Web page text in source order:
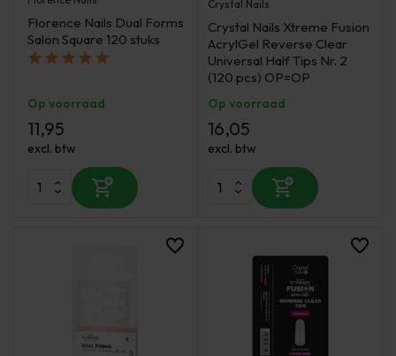
Florence Nails Dual Forms
Salon Square 120 stuks
Op voorraad
11,95
excl. btw
Crystal Nails
Crystal Nails Xtreme Fusion
AcrylGel Reverse Clear
Universal Half Tips Nr. 2
(120 pcs) OP=OP
Op voorraad
16,05
excl. btw